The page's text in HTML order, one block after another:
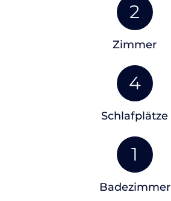
2
Zimmer
4
Schlafplätze
1
Badezimmer